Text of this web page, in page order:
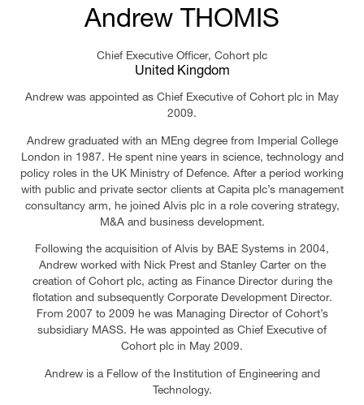
Andrew THOMIS
Chief Executive Officer, Cohort plc
United Kingdom
Andrew was appointed as Chief Executive of Cohort plc in May
2009.
Andrew graduated with an MEng degree from Imperial College
London in 1987. He spent nine years in science, technology and
policy roles in the UK Ministry of Defence. After a period working
with public and private sector clients at Capita plc’s management
consultancy arm, he joined Alvis plc in a role covering strategy,
M&A and business development.
Following the acquisition of Alvis by BAE Systems in 2004,
Andrew worked with Nick Prest and Stanley Carter on the
creation of Cohort plc, acting as Finance Director during the
flotation and subsequently Corporate Development Director.
From 2007 to 2009 he was Managing Director of Cohort’s
subsidiary MASS. He was appointed as Chief Executive of
Cohort plc in May 2009.
Andrew is a Fellow of the Institution of Engineering and
Technology.